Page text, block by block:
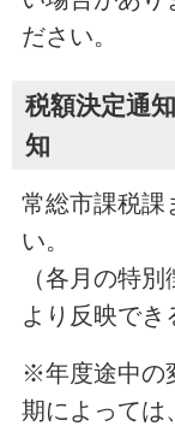
ださい。
税額決定通
知
常総市課税課
い。
（各月の特
より反映でき
※年度途中の
期によっては